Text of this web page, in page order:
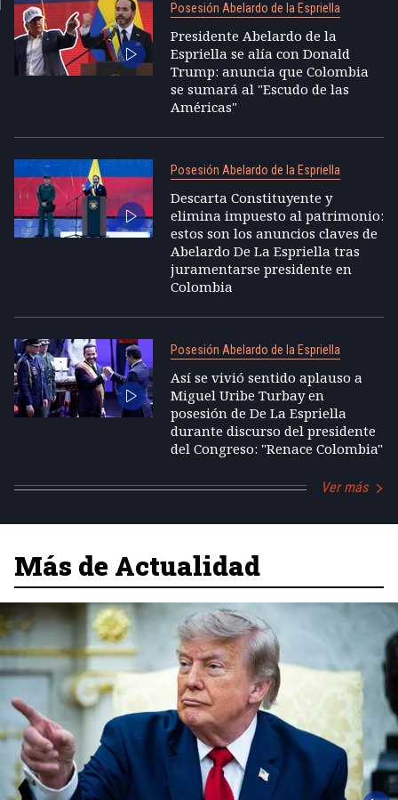
Posesión Abelardo de la Espriella
Presidente Abelardo de la
Espriella se alía con Donald
Trump: anuncia que Colombia
se sumará al "Escudo de las
Américas"
Posesión Abelardo de la Espriella
Descarta Constituyente y
elimina impuesto al patrimonio:
estos son los anuncios claves de
Abelardo De La Espriella tras
juramentarse presidente en
Colombia
Posesión Abelardo de la Espriella
Así se vivió sentido aplauso a
Miguel Uribe Turbay en
posesión de De La Espriella
durante discurso del presidente
del Congreso: "Renace Colombia"
Ver más
Más de Actualidad